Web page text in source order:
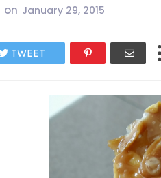
on January 29, 2015
TWEET